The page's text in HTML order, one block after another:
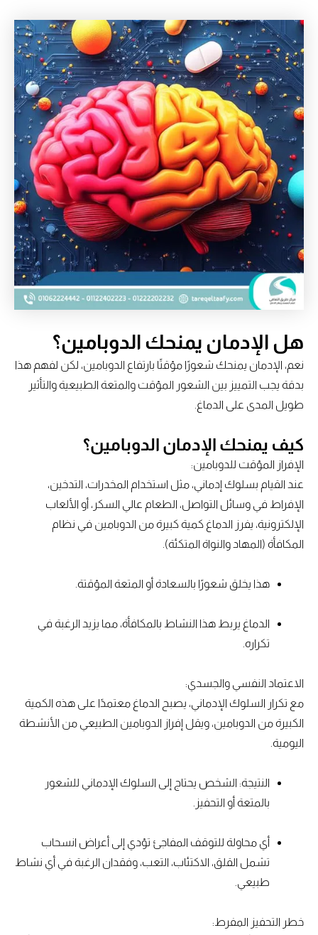
هل الإدمان يمنحك الدوبامين؟
نعم، الإدمان يمنحك شعورًا مؤقتًا بارتفاع الدوبامين، لكن لفهم هذا
بدقة يجب التمييز بين الشعور المؤقت والمتعة الطبيعية والتأثير
طويل المدى على الدماغ.
كيف يمنحك الإدمان الدوبامين؟
الإفراز المؤقت للدوبامين:
عند القيام بسلوك إدماني، مثل استخدام المخدرات، التدخين،
الإفراط في وسائل التواصل، الطعام عالي السكر، أو الألعاب
الإلكترونية، يفرز الدماغ كمية كبيرة من الدوبامين في نظام
المكافأة (المهاد والنواة المتكئة).
هذا يخلق شعورًا بالسعادة أو المتعة المؤقتة.
الدماغ يربط هذا النشاط بالمكافأة، مما يزيد الرغبة في
تكراره.
الاعتماد النفسي والجسدي:
مع تكرار السلوك الإدماني، يصبح الدماغ معتمدًا على هذه الكمية
الكبيرة من الدوبامين، ويقل إفراز الدوبامين الطبيعي من الأنشطة
اليومية.
النتيجة: الشخص يحتاج إلى السلوك الإدماني للشعور
بالمتعة أو التحفيز.
أي محاولة للتوقف المفاجئ تؤدي إلى أعراض انسحاب
تشمل القلق، الاكتئاب، التعب، وفقدان الرغبة في أي نشاط
طبيعي.
خطر التحفيز المفرط: